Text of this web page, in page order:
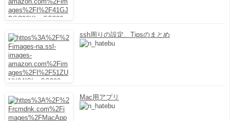
ssh周りの設定、Tipsのまとめ
Mac用アプリ